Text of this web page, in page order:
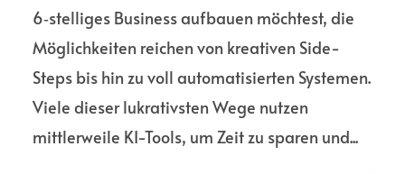
6‑stelliges Business aufbauen möchtest, die
Möglichkeiten reichen von kreativen Side-
Steps bis hin zu voll automatisierten Systemen.
Viele dieser lukrativsten Wege nutzen
mittlerweile KI-Tools, um Zeit zu sparen und...